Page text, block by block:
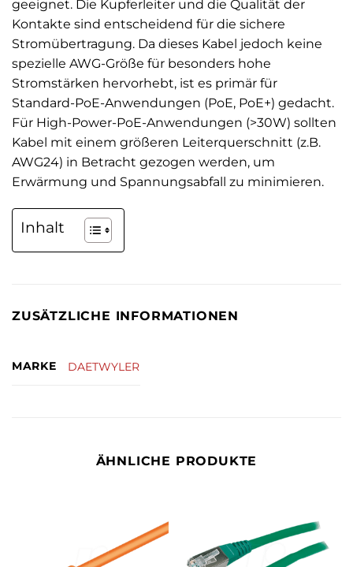
geeignet. Die Kupferleiter und die Qualität der
Kontakte sind entscheidend für die sichere
Stromübertragung. Da dieses Kabel jedoch keine
spezielle AWG-Größe für besonders hohe
Stromstärken hervorhebt, ist es primär für
Standard-PoE-Anwendungen (PoE, PoE+) gedacht.
Für High-Power-PoE-Anwendungen (>30W) sollten
Kabel mit einem größeren Leiterquerschnitt (z.B.
AWG24) in Betracht gezogen werden, um
Erwärmung und Spannungsabfall zu minimieren.
Inhalt
ZUSÄTZLICHE INFORMATIONEN
MARKE DAETWYLER
ÄHNLICHE PRODUKTE